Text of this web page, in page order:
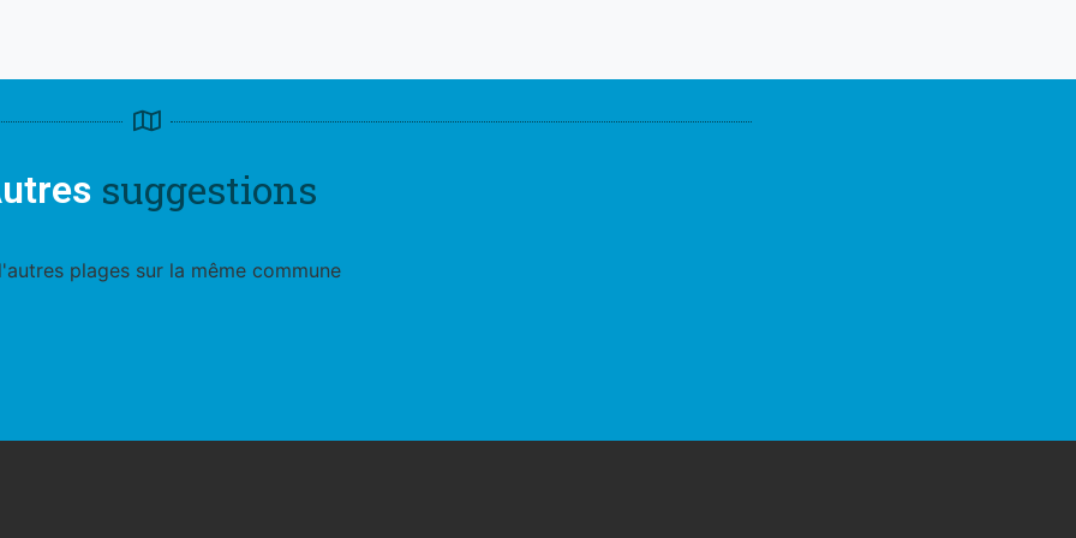
suggestions
plages sur la même commune